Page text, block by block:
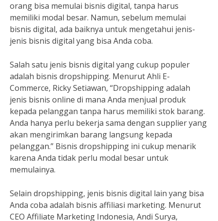
orang bisa memulai bisnis digital, tanpa harus
memiliki modal besar. Namun, sebelum memulai
bisnis digital, ada baiknya untuk mengetahui jenis-
jenis bisnis digital yang bisa Anda coba.
Salah satu jenis bisnis digital yang cukup populer
adalah bisnis dropshipping. Menurut Ahli E-
Commerce, Ricky Setiawan, “Dropshipping adalah
jenis bisnis online di mana Anda menjual produk
kepada pelanggan tanpa harus memiliki stok barang.
Anda hanya perlu bekerja sama dengan supplier yang
akan mengirimkan barang langsung kepada
pelanggan.” Bisnis dropshipping ini cukup menarik
karena Anda tidak perlu modal besar untuk
memulainya.
Selain dropshipping, jenis bisnis digital lain yang bisa
Anda coba adalah bisnis affiliasi marketing. Menurut
CEO Affiliate Marketing Indonesia, Andi Surya,